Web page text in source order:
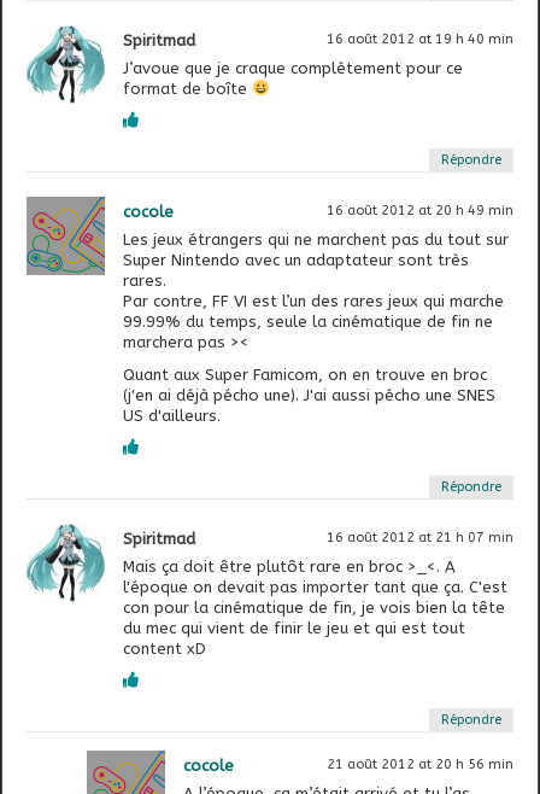
Spiritmad 16 août 2012 at 19 h 40 min
J’avoue que je craque complètement pour ce
format de boîte
Répondre
cocole 16 août 2012 at 20 h 49 min
Les jeux étrangers qui ne marchent pas du tout sur
Super Nintendo avec un adaptateur sont très
rares.
Par contre, FF VI est l’un des rares jeux qui marche
99.99% du temps, seule la cinématique de fin ne
marchera pas ><
Quant aux Super Famicom, on en trouve en broc
(j'en ai déjà pécho une). J'ai aussi pécho une SNES
US d'ailleurs.
Répondre
Spiritmad 16 août 2012 at 21 h 07 min
Mais ça doit être plutôt rare en broc >_<. A
l'époque on devait pas importer tant que ça. C'est
con pour la cinématique de fin, je vois bien la tête
du mec qui vient de finir le jeu et qui est tout
content xD
Répondre
cocole 21 août 2012 at 20 h 56 min